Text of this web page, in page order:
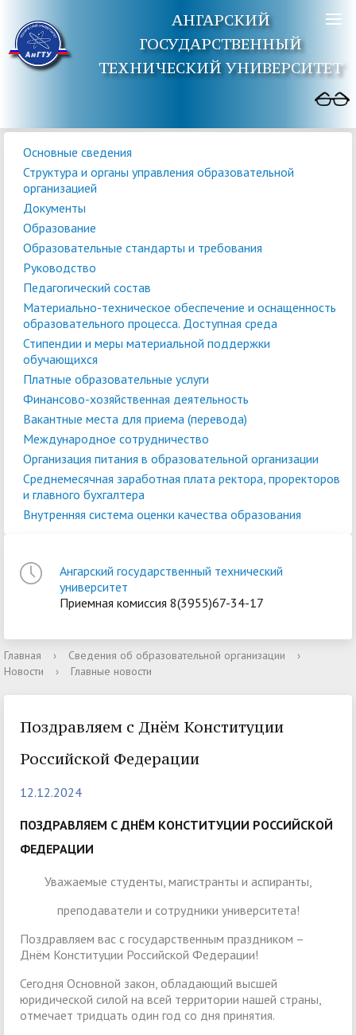
АНГАРСКИЙ
ГОСУДАРСТВЕННЫЙ
ТЕХНИЧЕСКИЙ УНИВЕРСИТЕТ
Основные сведения
Структура и органы управления образовательной
организацией
Документы
Образование
Образовательные стандарты и требования
Руководство
Педагогический состав
Материально-техническое обеспечение и оснащенность
образовательного процесса. Доступная среда
Стипендии и меры материальной поддержки
обучающихся
Платные образовательные услуги
Финансово-хозяйственная деятельность
Вакантные места для приема (перевода)
Международное сотрудничество
Организация питания в образовательной организации
Среднемесячная заработная плата ректора, проректоров
и главного бухгалтера
Внутренняя система оценки качества образования
Ангарский государственный технический
университет
Приемная комиссия 8(3955)67-34-17
Главная › Сведения об образовательной организации
›
Новости
› Главные новости
Поздравляем с Днём Конституции
Российской Федерации
12.12.2024
ПОЗДРАВЛЯЕМ С ДНЁМ КОНСТИТУЦИИ РОССИЙСКОЙ
ФЕДЕРАЦИИ
Уважаемые студенты, магистранты и аспиранты,
преподаватели и сотрудники университета!
Поздравляем вас с государственным праздником –
Днём Конституции Российской Федерации!
Сегодня Основной закон, обладающий высшей
юридической силой на всей территории нашей страны,
отмечает тридцать один год со дня принятия.